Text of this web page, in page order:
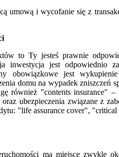
umową i wycofanie się z
to Ty jesteś prawnie
inwestycja jest odpowiednio
obowiązkowe jest
domu na wypadek zniszczeń
również "contents insurance" –
ubezpieczenia związane z
"life assurance cover",
ma miejsce zwykle